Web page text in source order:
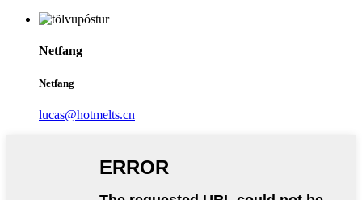
Netfang
Netfang
lucas@hotmelts.cn